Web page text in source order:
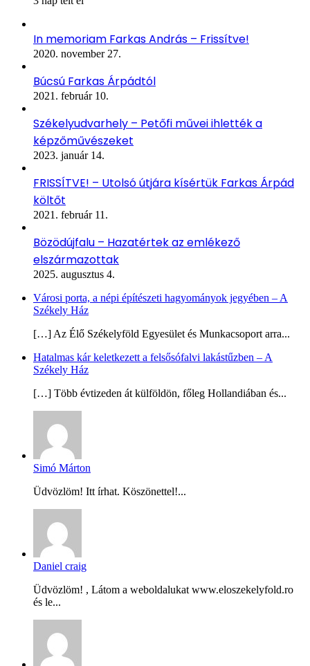
In memoriam Farkas András – Frissítve!
2020. november 27.
Búcsú Farkas Árpádtól
2021. február 10.
Székelyudvarhely – Petőfi művei ihlették a
képzőművészeket
2023. január 14.
FRISSÍTVE! – Utolsó útjára kísértük Farkas Árpád
költőt
2021. február 11.
Bözödújfalu – Hazatértek az emlékező
elszármazottak
2025. augusztus 4.
Városi porta, a népi építészeti hagyományok jegyében – A
Székely Ház
[…] Az Élő Székelyföld Egyesület és Munkacsoport arra...
Hatalmas kár keletkezett a felsősófalvi lakástűzben – A
Székely Ház
[…] Több évtizeden át külföldön, főleg Hollandiában és...
Simó Márton
Üdvözlöm! Itt írhat. Köszönettel!...
Daniel craig
Üdvözlöm! , Látom a weboldalukat www.eloszekelyfold.ro
és le...